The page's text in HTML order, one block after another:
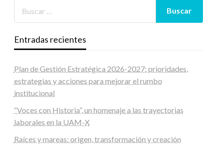
Entradas recientes
Plan de Gestión Estratégica 2026-2027: prioridades,
estrategias y acciones para mejorar el rumbo
institucional
“Voces con Historia”, un homenaje a las trayectorias
laborales en la UAM-X
Raíces y mareas: origen, transformación y creación